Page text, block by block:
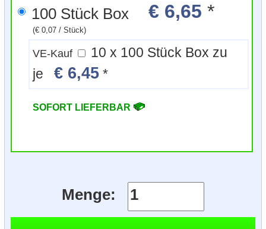
100 Stück Box € 6,65 *
(€ 0,07 / Stück)
VE-Kauf
10 x 100 Stück Box zu
je€ 6,45 *
SOFORT LIEFERBAR
Menge: